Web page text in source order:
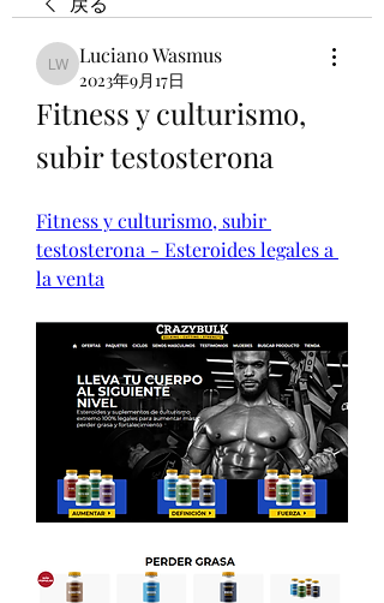
Luciano Wasmus
Luciano Wasmus
2023年9月17日
Fitness y culturismo,
subir testosterona
Fitness y culturismo, subir
testosterona - Esteroides legales a
la venta